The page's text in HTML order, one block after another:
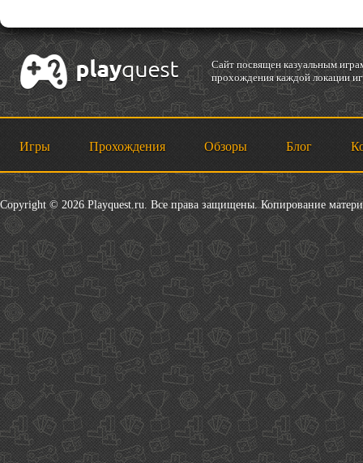
Cайт посвящен казуальным
прохождения каждой локации
Игры Прохождения Обзоры Блог
Copyright © 2026 Playquest.ru. Все права защищены. Копирование